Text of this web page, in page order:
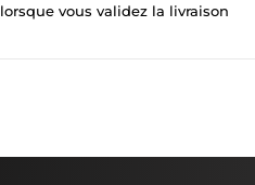
lorsque vous validez la livraison